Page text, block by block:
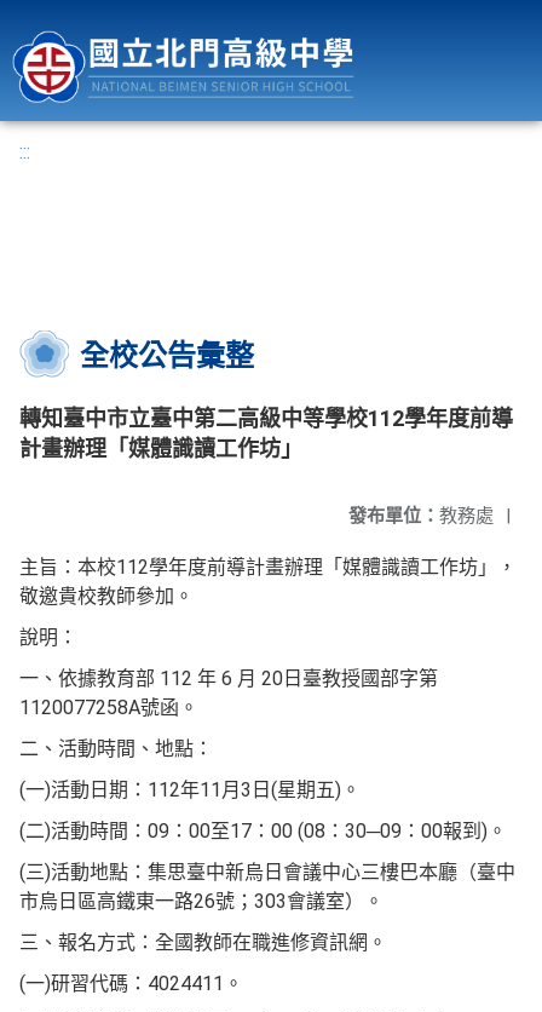
:::
全校公告彙整
轉知臺中市立臺中第二高級中等學校112學年度前導
計畫辦理「媒體識讀工作坊」
發布單位： 教務處 |
主旨：本校112學年度前導計畫辦理「媒體識讀工作坊」，
敬邀貴校教師參加。
說明：
一、依據教育部 112 年 6 月 20日臺教授國部字第
1120077258A號函。
二、活動時間、地點：
(一)活動日期：112年11月3日(星期五)。
(二)活動時間：09：00至17：00 (08：30─09：00報到)。
(三)活動地點：集思臺中新烏日會議中心三樓巴本廳（臺中
市烏日區高鐵東一路26號；303會議室）。
三、報名方式：全國教師在職進修資訊網。
(一)研習代碼：4024411。